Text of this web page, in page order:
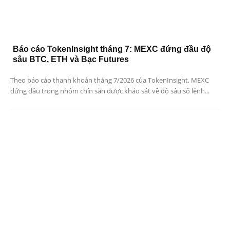
Báo cáo TokenInsight tháng 7: MEXC đứng đầu độ
sâu BTC, ETH và Bạc Futures
Theo báo cáo thanh khoản tháng 7/2026 của TokenInsight, MEXC
đứng đầu trong nhóm chín sàn được khảo sát về độ sâu sổ lệnh...